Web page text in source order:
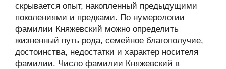
скрывается опыт, накопленный предыдущими
поколениями и предками. По нумерологии
фамилии Княжевский можно определить
жизненный путь рода, семейное благополучие,
достоинства, недостатки и характер носителя
фамилии. Число фамилии Княжевский в